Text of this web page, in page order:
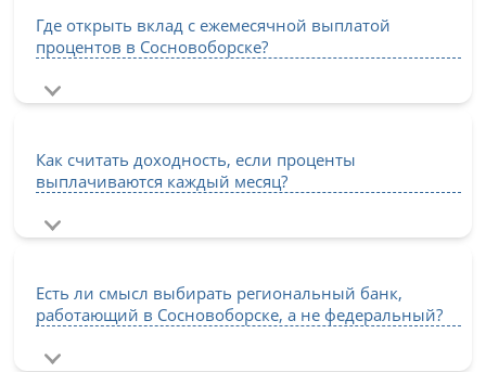
Где открыть вклад с ежемесячной выплатой
процентов в Сосновоборске?
Как считать доходность, если проценты
выплачиваются каждый месяц?
Есть ли смысл выбирать региональный банк,
работающий в Сосновоборске, а не федеральный?